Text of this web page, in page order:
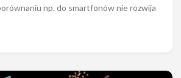
np. do smartfonów nie rozwija